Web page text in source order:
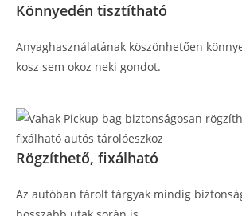
Könnyedén tisztítható
Anyaghasználatának köszönhetően
kosz sem okoz neki gondot.
Rögzíthető, fixálható
Az autóban tárolt tárgyak mindig